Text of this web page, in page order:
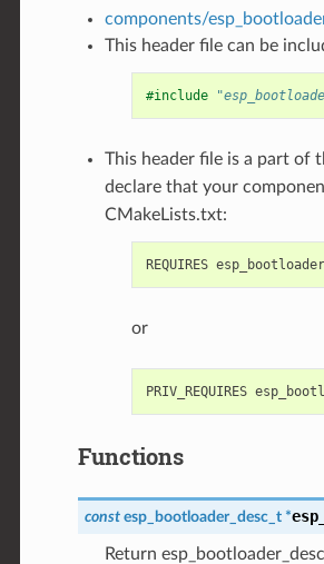
components/
This header file can be
#include
This header file is a part of
declare that your
CMakeLists.txt:
or
Functions
const esp_bootloader_desc_t *
Return